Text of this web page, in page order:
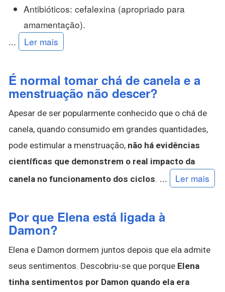
Antibióticos: cefalexina (apropriado para
amamentação).
...
Ler mais
É normal tomar chá de canela e a
menstruação não descer?
Apesar de ser popularmente conhecido que o chá de
canela, quando consumido em grandes quantidades,
pode estimular a menstruação, não há evidências
científicas que demonstrem o real impacto da
canela no funcionamento dos ciclos. ... Ler mais
Por que Elena está ligada à
Damon?
Elena e Damon dormem juntos depois que ela admite
seus sentimentos. Descobriu-se que porque Elena
tinha sentimentos por Damon quando ela era